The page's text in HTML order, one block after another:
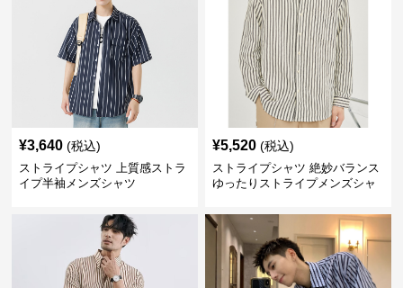
¥3,640 (税込)
ストライプシャツ 上質感ストラ
イプ半袖メンズシャツ
¥5,520 (税込)
ストライプシャツ 絶妙バランス
ゆったりストライプメンズシャ